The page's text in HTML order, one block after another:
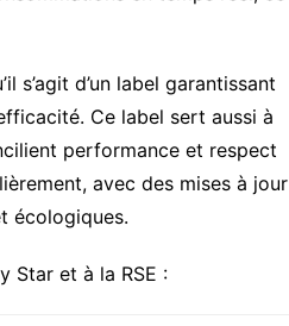
s’agit d’un label garantissant
Ce label sert aussi à
performance et respect
avec des mises à jour
écologiques.
Star et à la RSE :